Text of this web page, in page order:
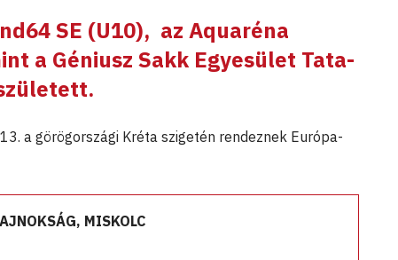
SE (U10), az Aquaréna
a Géniusz Sakk Egyesület Tata-
a görögországi Kréta szigetén rendeznek Európa-
MISKOLC